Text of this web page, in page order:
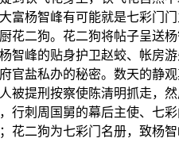
杨智峰有可能就是七彩门
二狗。花二狗将帖子呈送
峰的贴身护卫赵蛟、帐房
盐私办的秘密。数天的静
提刑按察使陈清明抓走，
刺周国舅的幕后主使、七
二狗为七彩门名册，致杨